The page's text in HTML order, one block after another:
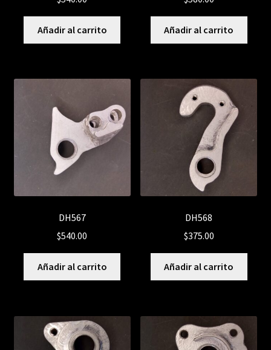
Añadir al carrito Añadir al carrito
DH567
$540.00
Añadir al carrito
DH568
$375.00
Añadir al carrito